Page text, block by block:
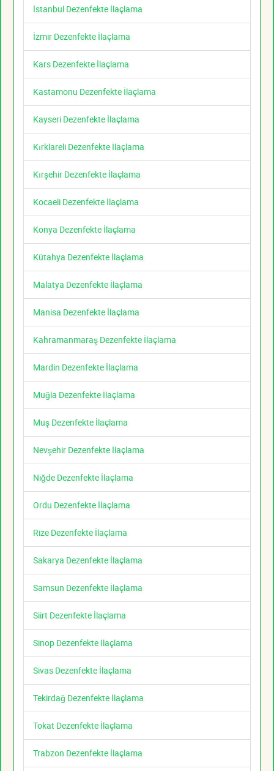
İstanbul Dezenfekte İlaçlama
İzmir Dezenfekte İlaçlama
Kars Dezenfekte İlaçlama
Kastamonu Dezenfekte İlaçlama
Kayseri Dezenfekte İlaçlama
Kırklareli Dezenfekte İlaçlama
Kırşehir Dezenfekte İlaçlama
Kocaeli Dezenfekte İlaçlama
Konya Dezenfekte İlaçlama
Kütahya Dezenfekte İlaçlama
Malatya Dezenfekte İlaçlama
Manisa Dezenfekte İlaçlama
Kahramanmaraş Dezenfekte İlaçlama
Mardin Dezenfekte İlaçlama
Muğla Dezenfekte İlaçlama
Muş Dezenfekte İlaçlama
Nevşehir Dezenfekte İlaçlama
Niğde Dezenfekte İlaçlama
Ordu Dezenfekte İlaçlama
Rize Dezenfekte İlaçlama
Sakarya Dezenfekte İlaçlama
Samsun Dezenfekte İlaçlama
Siirt Dezenfekte İlaçlama
Sinop Dezenfekte İlaçlama
Sivas Dezenfekte İlaçlama
Tekirdağ Dezenfekte İlaçlama
Tokat Dezenfekte İlaçlama
Trabzon Dezenfekte İlaçlama